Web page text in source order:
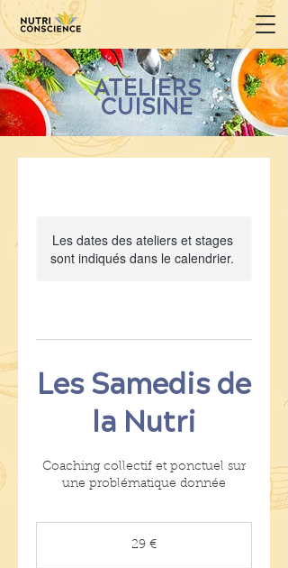
ATELIERS
CUISINE
Les dates des ateliers et stages
sont indiqués dans le calendrier.
Les Samedis de
la Nutri
Coaching collectif et ponctuel sur
une problématique donnée
29 €